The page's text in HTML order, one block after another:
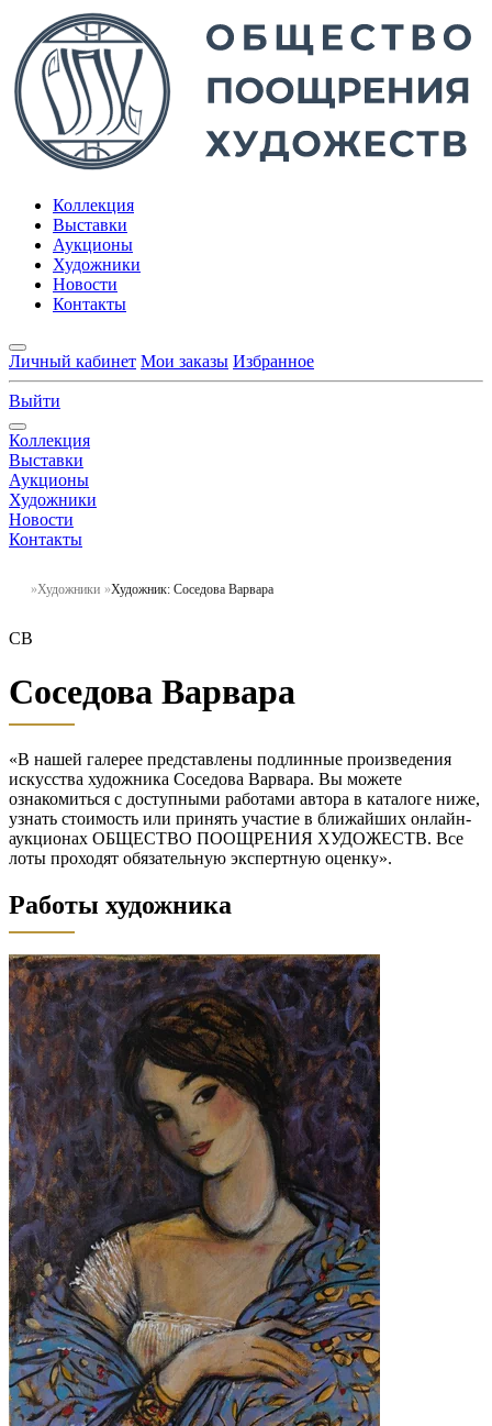
Коллекция
Выставки
Аукционы
Художники
Новости
Контакты
Личный кабинет Мои заказы Избранное
Выйти
Коллекция
Выставки
Аукционы
Художники
Новости
Контакты
Художники Художник: Соседова Варвара
СВ
Соседова Варвара
«В нашей галерее представлены подлинные произведения
искусства художника Соседова Варвара. Вы можете
ознакомиться с доступными работами автора в каталоге ниже,
узнать стоимость или принять участие в ближайших онлайн-
аукционах ОБЩЕСТВО ПООЩРЕНИЯ ХУДОЖЕСТВ. Все
лоты проходят обязательную экспертную оценку».
Работы художника